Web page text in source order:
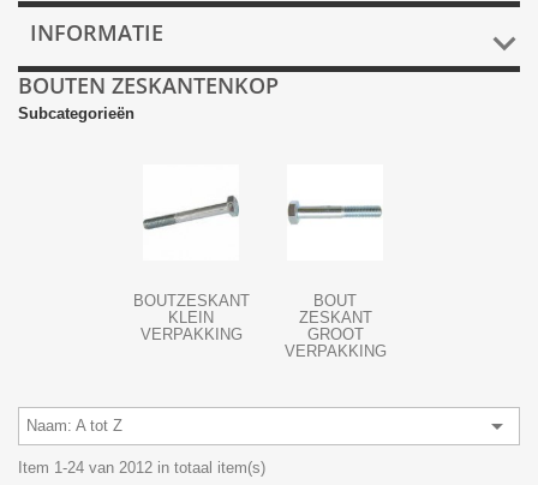
INFORMATIE 
BOUTEN ZESKANTENKOP
Subcategorieën
BOUTZESKANT
KLEIN
VERPAKKING
BOUT
ZESKANT
GROOT
VERPAKKING
Naam: A tot Z 
Item 1-24 van 2012 in totaal item(s)